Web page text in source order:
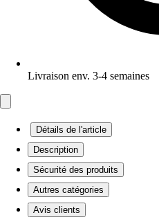
Livraison env. 3-4 semaines
Détails de l'article
Description
Sécurité des produits
Autres catégories
Avis clients